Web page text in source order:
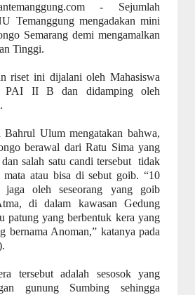
- Sejumlah
Temanggung mengadakan mini
Semarang demi mengamalkan
Tinggi.
riset ini dijalani oleh Mahasiswa
PAI II B
dan didamping oleh
Bahrul Ulum mengatakan bahwa,
berawal dari Ratu Sima yang
salah satu candi tersebut
tidak
mata atau bisa di sebut goib. “10
oleh seseorang yang goib
di dalam kawasan Gedung
patung yang berbentuk kera yang
bernama Anoman,” katanya pada
.
tersebut adalah sesosok yang
gunung Sumbing sehingga